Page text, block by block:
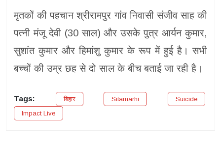
मृतकों की पहचान श्रीरामपुर गांव निवासी संजीव साह की
पत्नी मंजू देवी (30 साल) और उसके पुत्र आर्यन कुमार,
सुशांत कुमार और हिमांशु कुमार के रूप में हुई है। सभी
बच्चों की उम्र छह से दो साल के बीच बताई जा रही है।
Tags: बिहार Sitamarhi
Suicide
Impact Live